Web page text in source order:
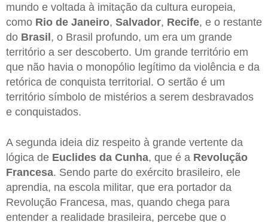
mundo e voltada à imitação da cultura europeia,
como Rio de Janeiro, Salvador, Recife, e o restante
do Brasil, o Brasil profundo, um era um grande
território a ser descoberto. Um grande território em
que não havia o monopólio legítimo da violência e da
retórica de conquista territorial. O sertão é um
território símbolo de mistérios a serem desbravados
e conquistados.
A segunda ideia diz respeito à grande vertente da
lógica de Euclides da Cunha, que é a Revolução
Francesa. Sendo parte do exército brasileiro, ele
aprendia, na escola militar, que era portador da
Revolução Francesa, mas, quando chega para
entender a realidade brasileira, percebe que o